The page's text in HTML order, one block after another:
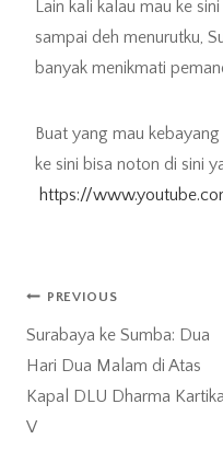
Lain kali kalau mau ke
sampai deh menurutku,
banyak menikmati
Buat yang mau
ke sini bisa noton di sini
https://
Post
navigation
PREVIOUS
Surabaya ke Sumba: Dua
Hari Dua Malam di Atas
Kapal DLU Dharma Kartika
V